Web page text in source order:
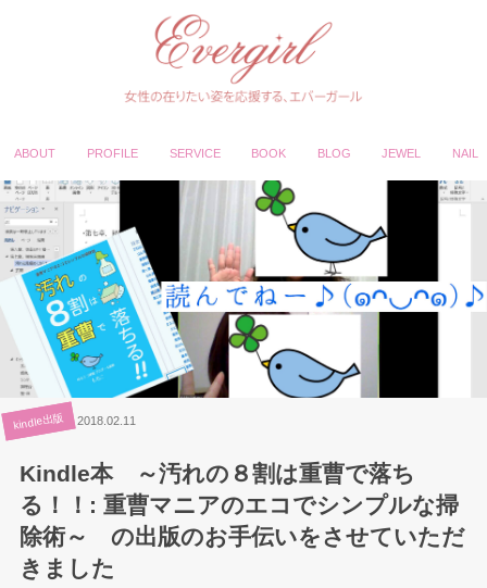
ABOUT PROFILE SERVICE BOOK BLOG JEWEL NAIL
kindle出版 2018.02.11
Kindle本 ～汚れの８割は重曹で落ち
る！！: 重曹マニアのエコでシンプルな掃
除術～ の出版のお手伝いをさせていただ
きました